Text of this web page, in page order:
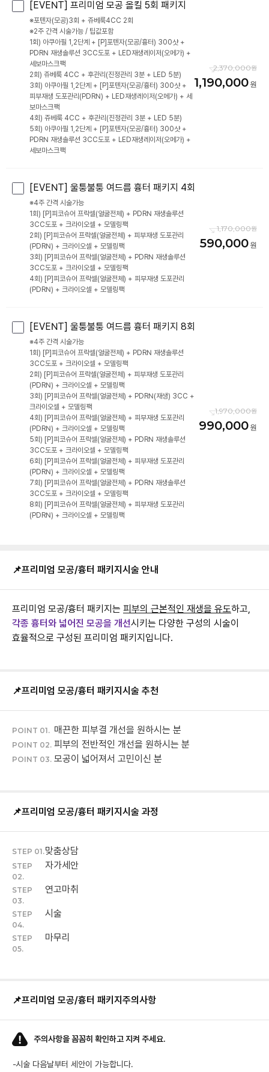
📌프리미엄 모공/흉터 패키지 시술 안내
프리미엄 모공/흉터 패키지는 피부의 근본적인 재생을 유도
각종 흉터와 넓어진 모공을 개선시키는 다양한 구성의 시술이
📌프리미엄 모공/흉터 패키지 시술 추천
POINT 01. 매끈한 피부결 개선을 원하시는 분
POINT 02. 피부의 전반적인 개선을 원하시는 분
POINT 03. 모공이 넓어져서 고민이신 분
📌프리미엄 모공/흉터 패키지 시술 과정
STEP 01.맞춤상담
STEP
02.
자가세안
STEP
03.
연고마취
STEP
04.
시술
STEP
05.
마무리
📌프리미엄 모공/흉터 패키지 주의사항
주의사항을 꼼꼼히 확인하고 지켜 주세요.
-시술 다음날부터 세안이 가능합니다.
[EVENT] 프리미엄 모공 올킬 5회 패키지
※포텐자(모공)3회 + 쥬베룩4CC 2회
※2주 간격 시술가능 / 팁값포함
1회) 아쿠아필 1,2단계 + [P]포텐자(모공/흉터) 300샷 +
PDRN 재생솔루션 3CC도포 + LED재생레이저(오메가) +
세보마스크팩
2회) 쥬베룩 4CC + 후관리(진정관리 3분 + LED 5분)
3회) 아쿠아필 1,2단계 + [P]포텐자(모공/흉터) 300샷 +
피부재생 도포관리(PDRN) + LED재생레이저(오메가) + 세
보마스크팩
4회) 쥬베룩 4CC + 후관리(진정관리 3분 + LED 5분)
5회) 아쿠아필 1,2단계 + [P]포텐자(모공/흉터) 300샷 +
PDRN 재생솔루션 3CC도포 + LED재생레이저(오메가) +
2,370,000
1,190,000
[EVENT] 울퉁불퉁 여드름 흉터 패키지 4회
※4주 간격 시술가능
1회) [P]피코슈어 프락셀(얼굴전체) + PDRN 재생솔루션
3CC도포 + 크라이오셀 + 모델링팩
2회) [P]피코슈어 프락셀(얼굴전체) + 피부재생 도포관리
(PDRN) + 크라이오셀 + 모델링팩
3회) [P]피코슈어 프락셀(얼굴전체) + PDRN 재생솔루션
3CC도포 + 크라이오셀 + 모델링팩
4회) [P]피코슈어 프락셀(얼굴전체) + 피부재생 도포관리
(PDRN) + 크라이오셀 + 모델링팩
1,170,000
590,000
[EVENT] 울퉁불퉁 여드름 흉터 패키지 8회
※4주 간격 시술가능
1회) [P]피코슈어 프락셀(얼굴전체) + PDRN 재생솔루션
3CC도포 + 크라이오셀 + 모델링팩
2회) [P]피코슈어 프락셀(얼굴전체) + 피부재생 도포관리
(PDRN) + 크라이오셀 + 모델링팩
3회) [P]피코슈어 프락셀(얼굴전체) + PDRN(재생) 3CC +
크라이오셀 + 모델링팩
4회) [P]피코슈어 프락셀(얼굴전체) + 피부재생 도포관리
(PDRN) + 크라이오셀 + 모델링팩
5회) [P]피코슈어 프락셀(얼굴전체) + PDRN 재생솔루션
3CC도포 + 크라이오셀 + 모델링팩
6회) [P]피코슈어 프락셀(얼굴전체) + 피부재생 도포관리
(PDRN) + 크라이오셀 + 모델링팩
7회) [P]피코슈어 프락셀(얼굴전체) + PDRN 재생솔루션
3CC도포 + 크라이오셀 + 모델링팩
8회) [P]피코슈어 프락셀(얼굴전체) + 피부재생 도포관리
1,970,000
990,000